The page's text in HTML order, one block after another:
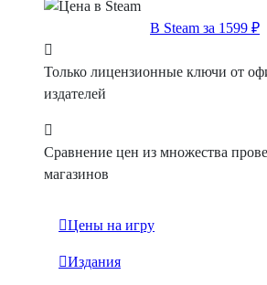
В Steam за 1599 ₽
Только лицензионные ключи от
издателей
Сравнение цен из множества
магазинов
Цены на игру
Издания